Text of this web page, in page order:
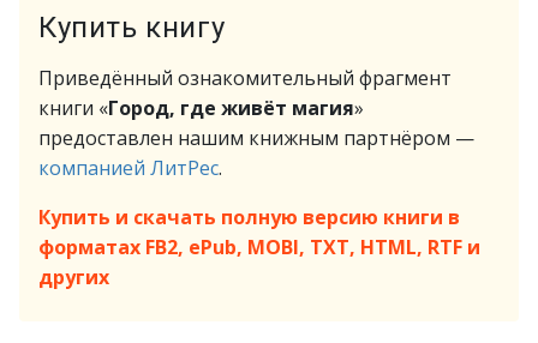
Купить книгу
Приведённый ознакомительный фрагмент
книги «Город, где живёт магия»
предоставлен нашим книжным партнёром —
компанией ЛитРес.
Купить и скачать полную версию книги в
форматах FB2, ePub, MOBI, TXT, HTML, RTF и
других